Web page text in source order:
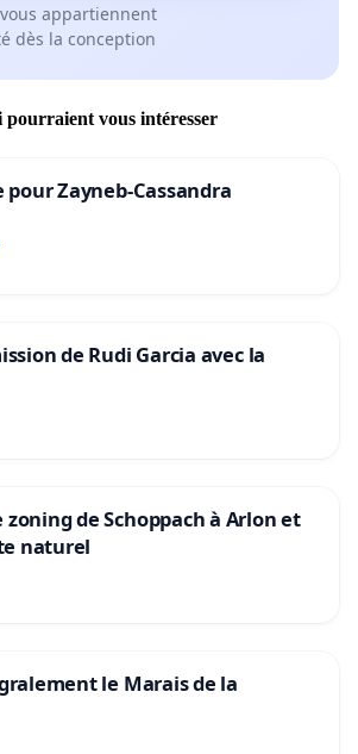
appartiennent
dès la conception
vous intéresser
Zayneb-Cassandra
de Rudi Garcia avec la
de Schoppach à Arlon et
naturel
le Marais de la